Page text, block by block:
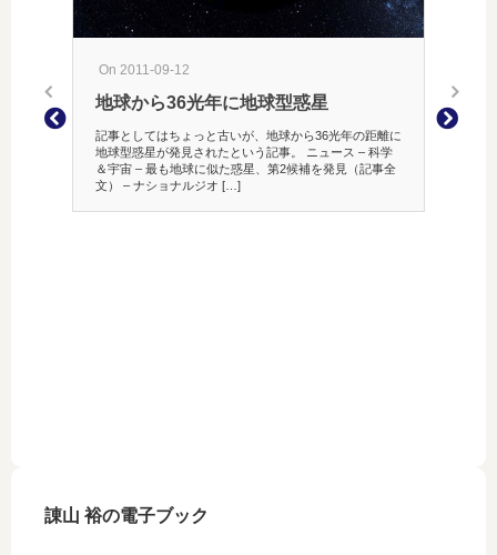
On 2011-09-12
地球から36光年に地球型惑星
記事としてはちょっと古いが、地球から36光年の距離に
地球型惑星が発見されたという記事。 ニュース – 科学
＆宇宙 – 最も地球に似た惑星、第2候補を発見（記事全
文） – ナショナルジオ […]
諌山 裕の電子ブック